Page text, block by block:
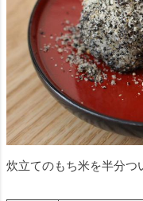
炊立てのもち米を半分つ